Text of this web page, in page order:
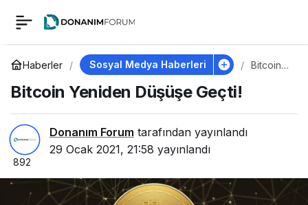
Haberler Sosyal Medya Haberleri
Bitcoin
Bitcoin Yeniden Düşüşe Geçti!
Donanım Forum tarafından yayınlandı
29 Ocak 2021, 21:58 yayınlandı
892
Bitcoin Yeniden
Düşüşe Geçti!